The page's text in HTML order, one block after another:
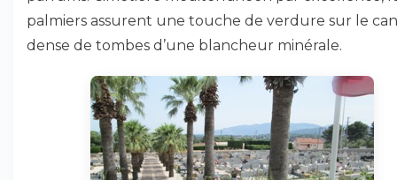
palmiers assurent une touche de verdure sur le
dense de tombes d’une blancheur minérale.